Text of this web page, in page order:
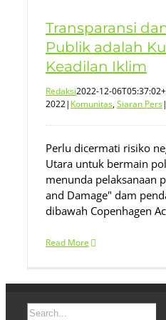
Transparansi
Publik adalah
Keadilan Iklim
Redaksi2022-12-
2022| Komunitas,Siaran Pers|
Perlu dicermati risiko
Utara untuk bermain
menunda pelaksanaan
and Damage" dam
dibawah Copenhagen
Read More
Search